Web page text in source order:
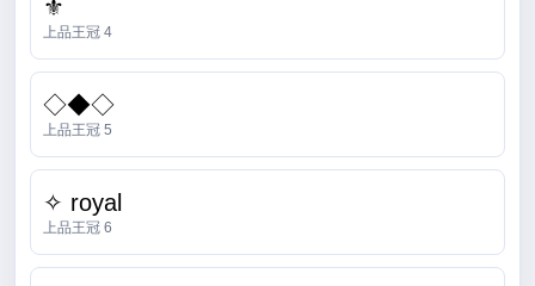
⚜︎
上品王冠 4
◇◆◇
上品王冠 5
✧ royal
上品王冠 6